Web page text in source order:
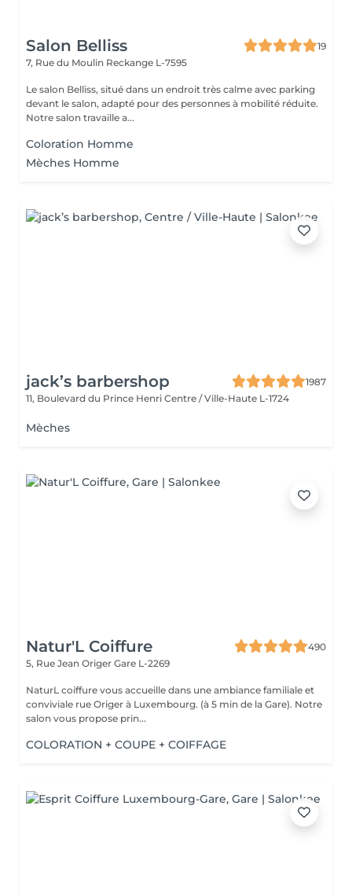
Salon Belliss
19
7, Rue du Moulin Reckange L-7595
Le salon Belliss, situé dans un endroit très calme avec parking
devant le salon, adapté pour des personnes à mobilité réduite.
Notre salon travaille a...
Coloration Homme
Mèches Homme
jack’s barbershop
1987
11, Boulevard du Prince Henri Centre / Ville-Haute L-1724
Mèches
Natur'L Coiffure
490
5, Rue Jean Origer Gare L-2269
NaturL coiffure vous accueille dans une ambiance familiale et
conviviale rue Origer à Luxembourg. (à 5 min de la Gare). Notre
salon vous propose prin...
COLORATION + COUPE + COIFFAGE